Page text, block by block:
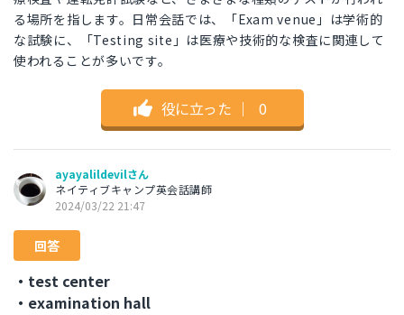
る場所を指します。日常会話では、「Exam venue」は学術的
な試験に、「Testing site」は医療や技術的な検査に関連して
使われることが多いです。
役に立った ｜ 0
ayayalildevilさん
ネイティブキャンプ英会話講師
2024/03/22 21:47
回答
・test center
・examination hall